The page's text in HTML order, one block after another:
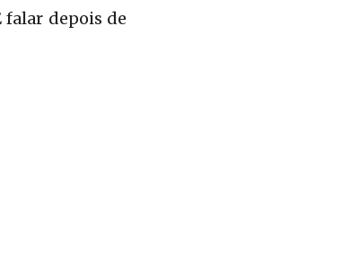
falar depois de